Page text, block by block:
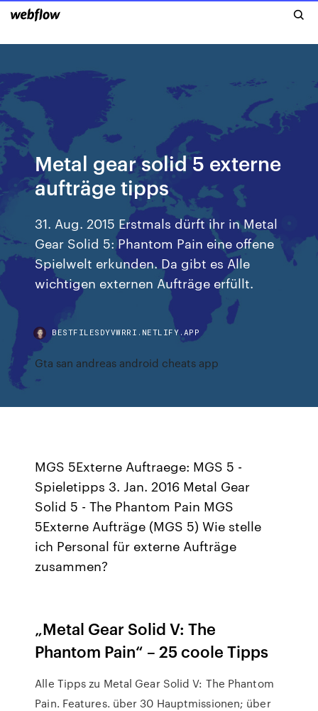
Metal gear solid 5 externe
aufträge tipps
31. Aug. 2015 Erstmals dürft ihr in Metal
Gear Solid 5: Phantom Pain eine offene
Spielwelt erkunden. Da gibt es Alle
wichtigen externen Aufträge erfüllt.
BESTFILESDYVWRRI.NETLIFY.APP
Gta san andreas android cheats app
MGS 5Externe Auftraege: MGS 5 -
Spieletipps 3. Jan. 2016 Metal Gear
Solid 5 - The Phantom Pain MGS
5Externe Aufträge (MGS 5) Wie stelle
ich Personal für externe Aufträge
zusammen?
„Metal Gear Solid V: The
Phantom Pain“ – 25 coole Tipps
Alle Tipps zu Metal Gear Solid V: The Phantom
Pain. Features. über 30 Hauptmissionen; über